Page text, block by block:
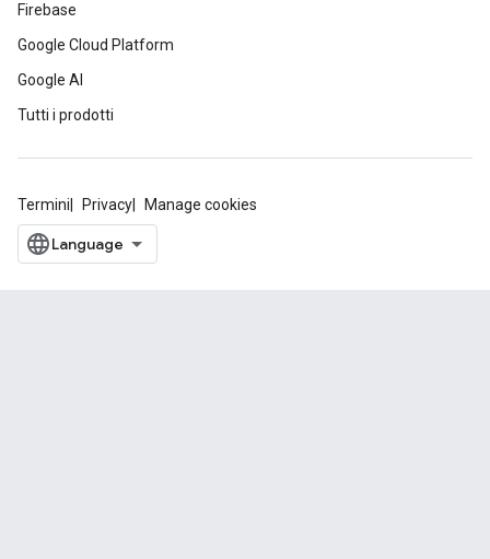
Firebase
Google Cloud Platform
Google AI
Tutti i prodotti
Termini Privacy Manage cookies